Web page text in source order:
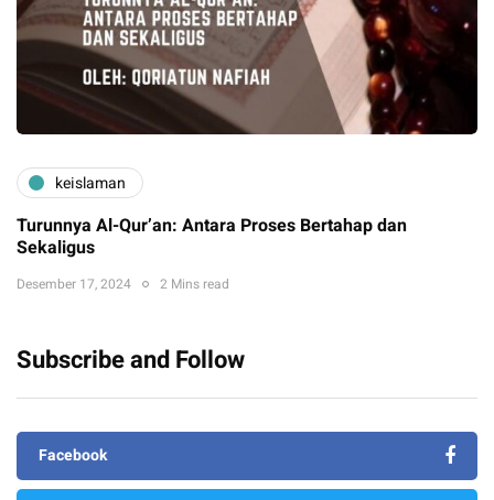
keislaman
Turunnya Al-Qur’an: Antara Proses Bertahap dan
Sekaligus
Desember 17, 2024 2 Mins read
Subscribe and Follow
Facebook